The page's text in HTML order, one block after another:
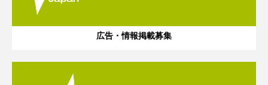
広告・情報掲載募集